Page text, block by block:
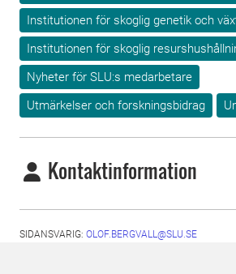
Institutionen för skoglig genetik och
Institutionen för skoglig
Nyheter för SLU:s medarbetare
Utmärkelser och forskningsbidrag
Kontaktinformation
SIDANSVARIG: OLOF.BERGVALL@SLU.SE